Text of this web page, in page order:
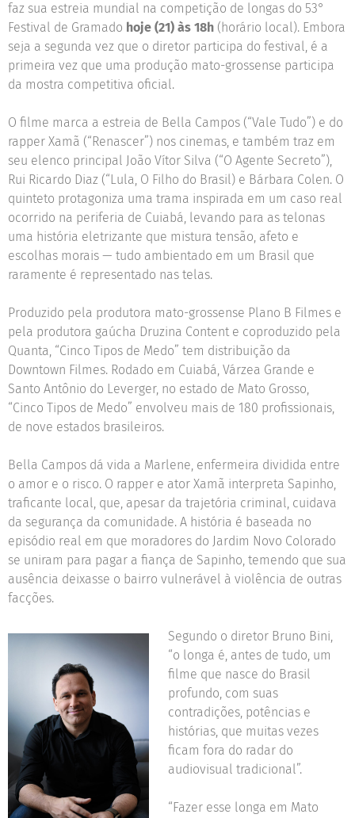
faz sua estreia mundial na competição de longas do 53°
Festival de Gramado hoje (21) às 18h (horário local). Embora
seja a segunda vez que o diretor participa do festival, é a
primeira vez que uma produção mato-grossense participa
da mostra competitiva oficial.
O filme marca a estreia de Bella Campos (“Vale Tudo”) e do
rapper Xamã (“Renascer”) nos cinemas, e também traz em
seu elenco principal João Vítor Silva (“O Agente Secreto”),
Rui Ricardo Diaz (“Lula, O Filho do Brasil) e Bárbara Colen. O
quinteto protagoniza uma trama inspirada em um caso real
ocorrido na periferia de Cuiabá, levando para as telonas
uma história eletrizante que mistura tensão, afeto e
escolhas morais — tudo ambientado em um Brasil que
raramente é representado nas telas.
Produzido pela produtora mato-grossense Plano B Filmes e
pela produtora gaúcha Druzina Content e coproduzido pela
Quanta, “Cinco Tipos de Medo” tem distribuição da
Downtown Filmes. Rodado em Cuiabá, Várzea Grande e
Santo Antônio do Leverger, no estado de Mato Grosso,
“Cinco Tipos de Medo” envolveu mais de 180 profissionais,
de nove estados brasileiros.
Bella Campos dá vida a Marlene, enfermeira dividida entre
o amor e o risco. O rapper e ator Xamã interpreta Sapinho,
traficante local, que, apesar da trajetória criminal, cuidava
da segurança da comunidade. A história é baseada no
episódio real em que moradores do Jardim Novo Colorado
se uniram para pagar a fiança de Sapinho, temendo que sua
ausência deixasse o bairro vulnerável à violência de outras
facções.
Segundo o diretor Bruno Bini,
“o longa é, antes de tudo, um
filme que nasce do Brasil
profundo, com suas
contradições, potências e
histórias, que muitas vezes
ficam fora do radar do
audiovisual tradicional”.
“Fazer esse longa em Mato